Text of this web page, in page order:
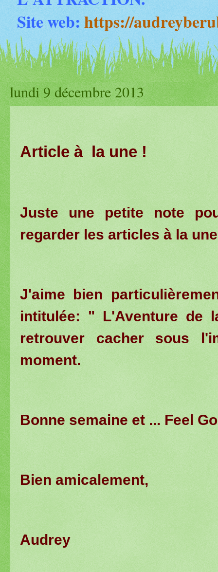
Site web:https://
lundi 9 décembre 2013
Article à la une !
Juste une petite note
regarder les articles à la
J'aime bien
intitulée: " L'Aventure de
retrouver cacher sous
moment.
Bonne semaine et ... Feel
Bien amicalement,
Audrey